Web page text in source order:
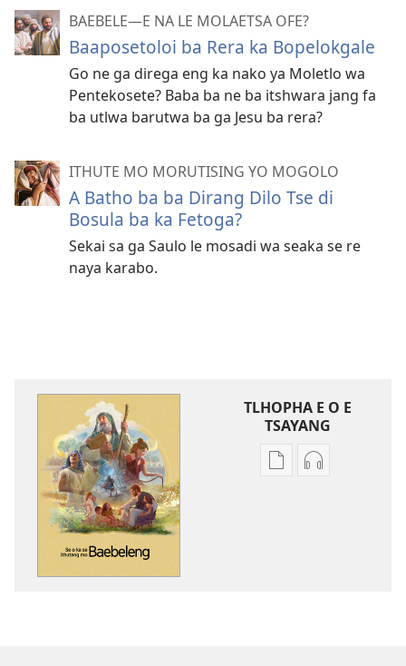
BAEBELE—E NA LE MOLAETSA OFE?
Baaposetoloi ba Rera ka Bopelokgale
Go ne ga direga eng ka nako ya Moletlo wa
Pentekosete? Baba ba ne ba itshwara jang fa
ba utlwa barutwa ba ga Jesu ba rera?
ITHUTE MO MORUTISING YO MOGOLO
A Batho ba ba Dirang Dilo Tse di
Bosula ba ka Fetoga?
Sekai sa ga Saulo le mosadi wa seaka se re
naya karabo.
TLHOPHA E O E
TSAYANG
DitselaDitsela